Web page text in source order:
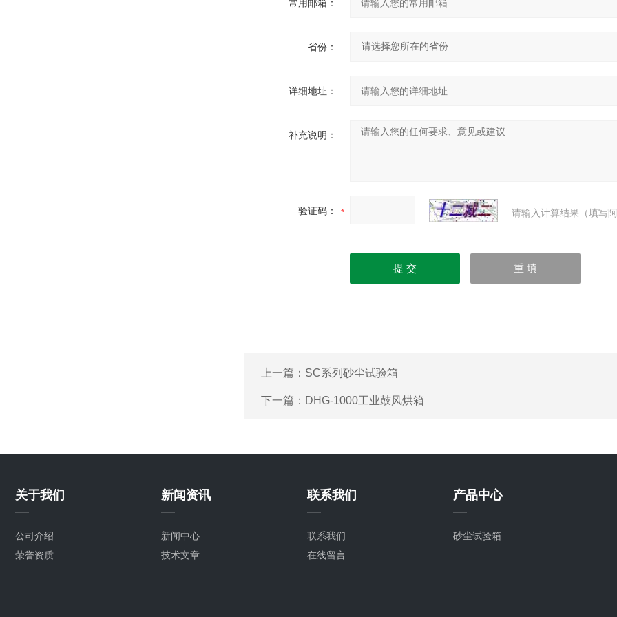
常用邮箱：
省份：
详细地址：
补充说明：
验证码： 请输入计算结果（填写
上一篇： SC系列砂尘试验箱
下一篇： DHG-1000工业鼓风烘箱
关于我们
公司介绍
荣誉资质
新闻资讯
新闻中心
技术文章
联系我们
联系我们
在线留言
产品中心
砂尘试验箱